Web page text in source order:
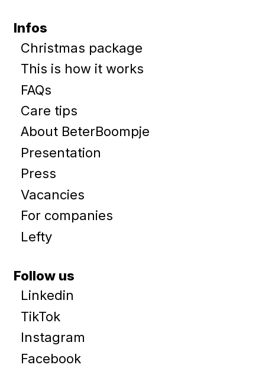
Infos
Christmas package
This is how it works
FAQs
Care tips
About BeterBoompje
Presentation
Press
Vacancies
For companies
Lefty
Follow us
Linkedin
TikTok
Instagram
Facebook